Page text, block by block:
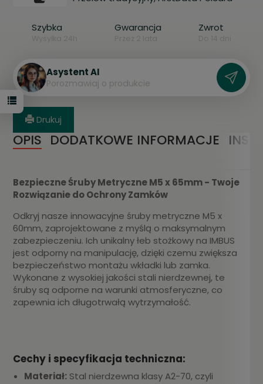
Szybka
Wysyłka 24h
Gwarancja
Przez 2 lata
Zwrot
Do 14 dni
Asystent AI
Porozmawiaj o produkcie
Drukuj
OPIS DODATKOWE INFORMACJE
Bezpieczne Śruby Metryczne M5 x 65mm - Twoje
Rozwiązanie do Ochrony Zamków
Odkryj nasze innowacyjne śruby metryczne M5 x
60mm, zaprojektowane z myślą o maksymalnym
zabezpieczeniu. Ich unikalny łeb stożkowy na IMBUS
jest odporny na manipulację, dzięki czemu zwiększa
bezpieczeństwo montażu wkładki lub zamka.
Wykonane z wysokiej jakości stali nierdzewnej, te
śruby są odporne na warunki atmosferyczne, co
zapewnia ich długotrwałą wytrzymałość.
Cechy i specyfikacja techniczna:
Materiał: Stal nierdzewna klasy A2-70, czyli